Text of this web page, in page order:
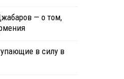
— о том,
в силу в